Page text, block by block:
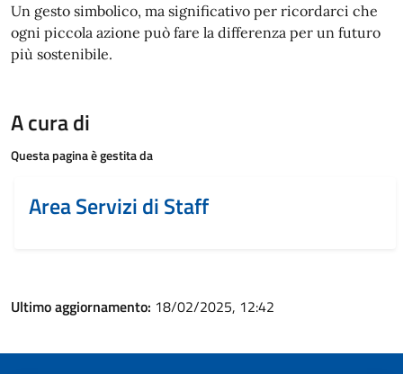
Un gesto simbolico, ma significativo per ricordarci che
ogni piccola azione può fare la differenza per un futuro
più sostenibile.
A cura di
Questa pagina è gestita da
Area Servizi di Staff
Ultimo aggiornamento: 18/02/2025, 12:42